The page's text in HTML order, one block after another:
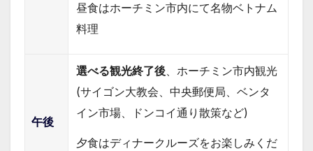
昼食はホーチミン市内にて名物ベトナム
料理
午後
選べる観光終了後 、ホーチミン市内観光
(サイゴン大教会、中央郵便局、ベンタ
イン市場、ドンコイ通り散策など)
夕食はディナークルーズをお楽しみくだ